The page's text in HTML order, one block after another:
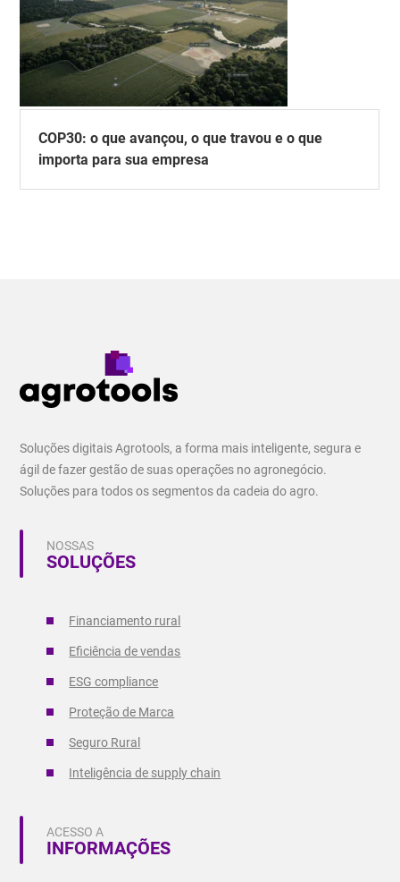
COP30: o que avançou, o que travou e o que
importa para sua empresa
Soluções digitais Agrotools, a forma mais inteligente, segura e
ágil de fazer gestão de suas operações no agronegócio.
Soluções para todos os segmentos da cadeia do agro.
NOSSAS
SOLUÇÕES
Financiamento rural
Eficiência de vendas
ESG compliance
Proteção de Marca
Seguro Rural
Inteligência de supply chain
ACESSO A
INFORMAÇÕES